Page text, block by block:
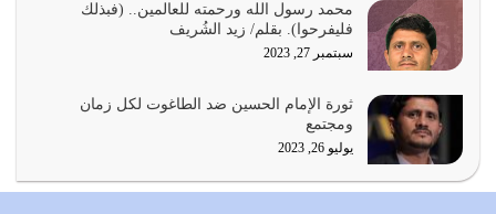
يشاء ويذل من يشاء
يوليو 21, 2026
كل زمان…
يوليو 19, 2026
الوظيفة عبارة عن مسؤولية يجب النهوض بها كما ينبغي لكي
محمد رسول الله ورحمته للعالمين.. (فبذلك
فليفرحوا). بقلم/ زيد الشُريف
سبتمبر 27, 2023
ثورة الإمام الحسين ضد الطاغوت لكل زمان
ومجتمع
يوليو 26, 2023